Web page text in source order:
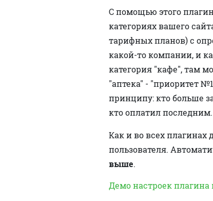
С помощью этого
категориях вашего
тарифных планов) с
какой-то компании, и
категория "кафе", там
"аптека" - "приоритет
принципу: кто больше
кто оплатил последним.
Как и во всех плагинах
пользователя.
выше.
Демо настроек плагина